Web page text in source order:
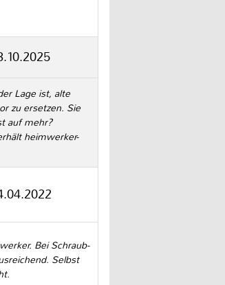
Lage ist, alte
zu ersetzen. Sie
auf mehr?
heimwerker-
Bei Schraub-
Selbst